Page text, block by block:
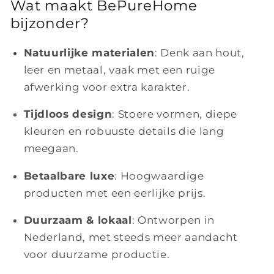
Wat maakt BePureHome
bijzonder?
Natuurlijke materialen: Denk aan hout,
leer en metaal, vaak met een ruige
afwerking voor extra karakter.
Tijdloos design: Stoere vormen, diepe
kleuren en robuuste details die lang
meegaan.
Betaalbare luxe: Hoogwaardige
producten met een eerlijke prijs.
Duurzaam & lokaal: Ontworpen in
Nederland, met steeds meer aandacht
voor duurzame productie.